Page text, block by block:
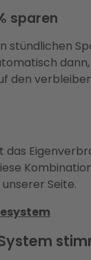
sparen
den
Seite.